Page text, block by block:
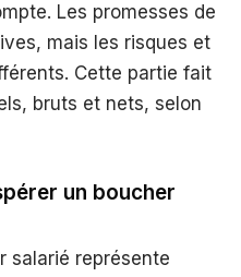
Les promesses de
mais les risques et
Cette partie fait
bruts et nets, selon
un boucher
salarié représente